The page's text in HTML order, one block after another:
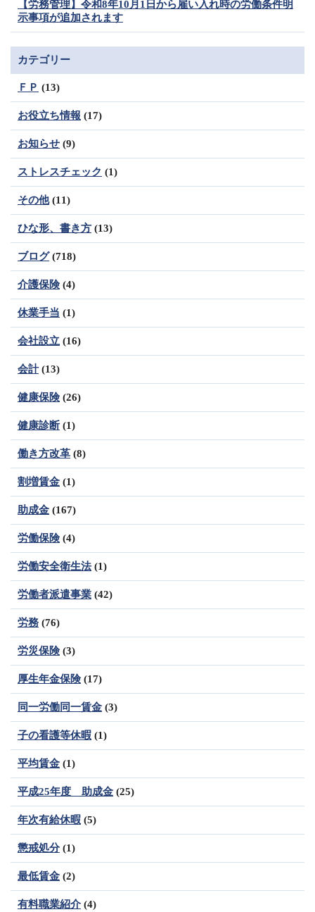
【労務管理】令和8年10月1日から雇い入れ時の労働条件明
示事項が追加されます
カテゴリー
ＦＰ (13)
お役立ち情報 (17)
お知らせ (9)
ストレスチェック (1)
その他(11)
ひな形、書き方 (13)
ブログ(718)
介護保険(4)
休業手当 (1)
会社設立 (16)
会計(13)
健康保険(26)
健康診断(1)
働き方改革 (8)
割増賃金 (1)
助成金 (167)
労働保険(4)
労働安全衛生法(1)
労働者派遣事業 (42)
労務 (76)
労災保険(3)
厚生年金保険(17)
同一労働同一賃金 (3)
子の看護等休暇 (1)
平均賃金 (1)
平成25年度 助成金 (25)
年次有給休暇 (5)
懲戒処分(1)
最低賃金 (2)
有料職業紹介(4)